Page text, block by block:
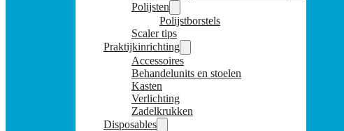
Polijsten
Polijstborstels
Scaler tips
Praktijkinrichting
Accessoires
Behandelunits en stoelen
Kasten
Verlichting
Zadelkrukken
Disposables